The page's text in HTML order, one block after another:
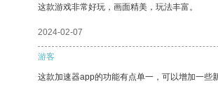
这款游戏非常好玩，画面精美，玩法丰富。
2024-02-07
游客
这款加速器app的功能有点单一，可以增加一些